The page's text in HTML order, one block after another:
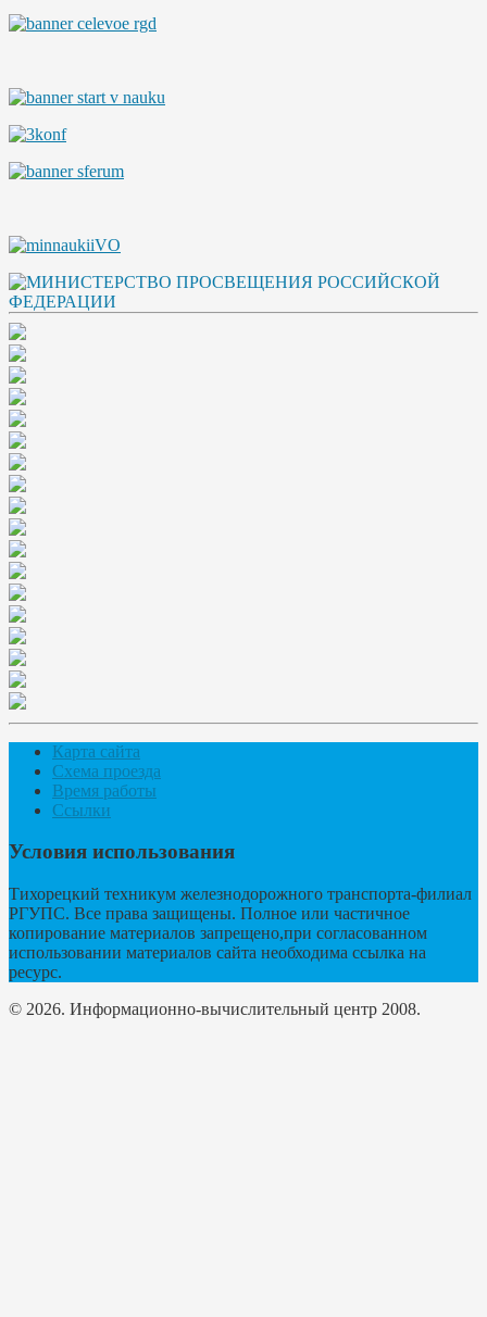
Карта сайта
Схема проезда
Время работы
Ссылки
Условия использования
Тихорецкий техникум железнодорожного транспорта-филиал
РГУПС. Все права защищены. Полное или частичное
копирование материалов запрещено,при согласованном
использовании материалов сайта необходима ссылка на
ресурс.
© 2026. Информационно-вычислительный центр 2008.